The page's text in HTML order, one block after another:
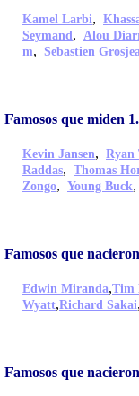
Kamel Larbi,
Seymand, Alou
m, Sebastien
Famosos que miden
Kevin Jansen, Ryan
Raddas, Thomas
Zongo, Young Buck,
Famosos que
Edwin Miranda,Tim
Wyatt,Richard Sakai,
Famosos que